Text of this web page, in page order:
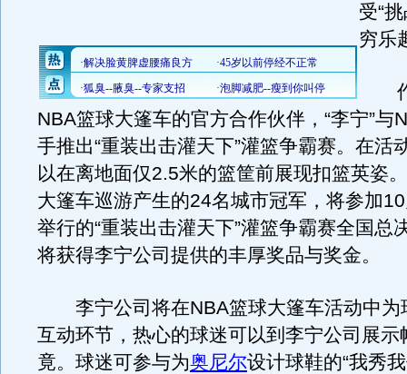
受“
穷乐
作
NBA篮球大篷车的官方合作伙伴，“李宁”与
手推出“重装出击灌天下”灌篮争霸赛。在活
以在离地面仅2.5米的篮筐前展现扣篮英姿
大篷车巡游产生的24名城市冠军，将参加
举行的“重装出击灌天下”灌篮争霸赛全国总
将获得李宁公司提供的丰厚奖品与奖金。
李宁公司将在NBA篮球大篷车活动中为
互动环节，热心的球迷可以到李宁公司展示
竟。球迷可参与为奥尼尔设计球鞋的“我秀